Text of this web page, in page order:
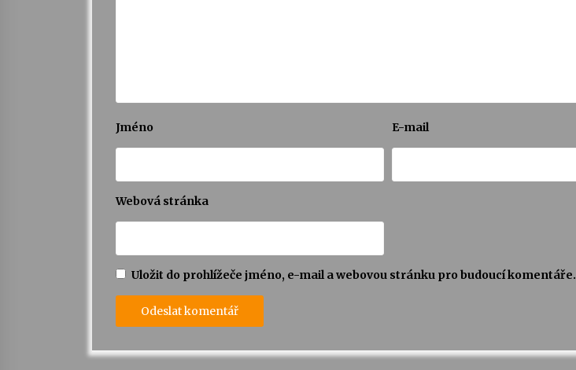
Jméno E-mail
Webová stránka
Uložit do prohlížeče jméno, e-mail a webovou stránku pro budoucí komentáře.